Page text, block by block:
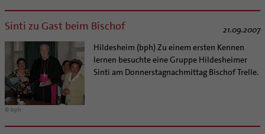
Sinti zu Gast beim Bischof 21.09.2007
© bph
Hildesheim (bph) Zu einem ersten Kennen
lernen besuchte eine Gruppe Hildesheimer
Sinti am Donnerstagnachmittag Bischof Trelle.